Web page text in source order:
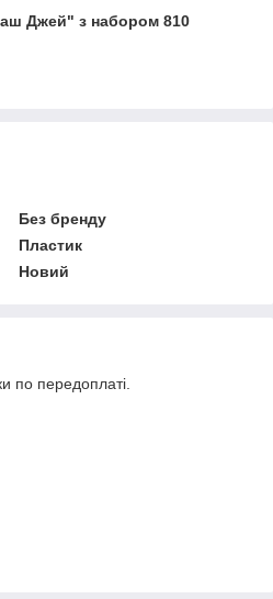
Джей" з набором 810
Без бренду
Пластик
Новий
по передоплаті.